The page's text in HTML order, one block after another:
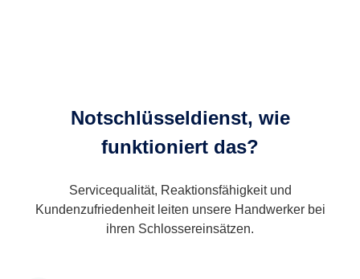
Notschlüsseldienst, wie
funktioniert das?
Servicequalität, Reaktionsfähigkeit und
Kundenzufriedenheit leiten unsere Handwerker bei
ihren Schlossereinsätzen.